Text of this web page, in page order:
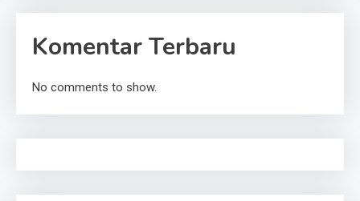
Komentar Terbaru
No comments to show.